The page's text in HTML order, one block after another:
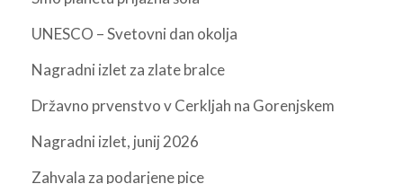
UNESCO – Svetovni dan okolja
Nagradni izlet za zlate bralce
Državno prvenstvo v Cerkljah na Gorenjskem
Nagradni izlet, junij 2026
Zahvala za podarjene pice